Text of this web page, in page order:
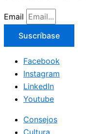
Email
Suscríbase
Facebook
Instagram
LinkedIn
Youtube
Consejos
Cultura